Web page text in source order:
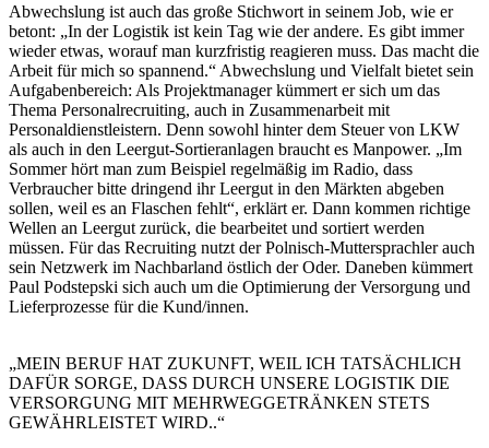
Abwechslung ist auch das große Stichwort in seinem Job, wie er
betont: „In der Logistik ist kein Tag wie der andere. Es gibt immer
wieder etwas, worauf man kurzfristig reagieren muss. Das macht die
Arbeit für mich so spannend.“ Abwechslung und Vielfalt bietet sein
Aufgabenbereich: Als Projektmanager kümmert er sich um das
Thema Personalrecruiting, auch in Zusammenarbeit mit
Personaldienstleistern. Denn sowohl hinter dem Steuer von LKW
als auch in den Leergut-Sortieranlagen braucht es Manpower. „Im
Sommer hört man zum Beispiel regelmäßig im Radio, dass
Verbraucher bitte dringend ihr Leergut in den Märkten abgeben
sollen, weil es an Flaschen fehlt“, erklärt er. Dann kommen richtige
Wellen an Leergut zurück, die bearbeitet und sortiert werden
müssen. Für das Recruiting nutzt der Polnisch-Muttersprachler auch
sein Netzwerk im Nachbarland östlich der Oder. Daneben kümmert
Paul Podstepski sich auch um die Optimierung der Versorgung und
Lieferprozesse für die Kund/innen.
„MEIN BERUF HAT ZUKUNFT, WEIL ICH TATSÄCHLICH
DAFÜR SORGE, DASS DURCH UNSERE LOGISTIK DIE
VERSORGUNG MIT MEHRWEGGETRÄNKEN STETS
GEWÄHRLEISTET WIRD..“